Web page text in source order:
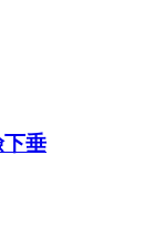
垂